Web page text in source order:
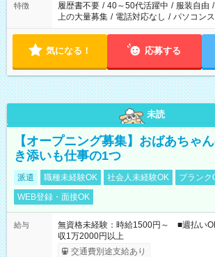
特徴 履歴書不要 / 40～50代活躍中 / 服装自由 /
上の大量募集 / 電話対応なし / パソコン
気になる！ 応募する
未読
【オープニング募集】おばあちゃ
き添いも仕事の1つ
派遣 職種未経験OK 社会人未経験OK
ブランク
WEB登録・面接OK
給与
無資格未経験：時給1500円～ ■週払い
収1万2000円以上
交通費別途支給あり